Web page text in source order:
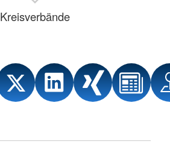
Kreisverbände